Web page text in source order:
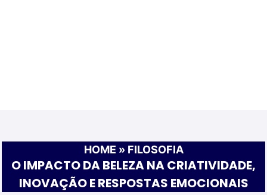
HOME » FILOSOFIA
O IMPACTO DA BELEZA NA CRIATIVIDADE,
INOVAÇÃO E RESPOSTAS EMOCIONAIS